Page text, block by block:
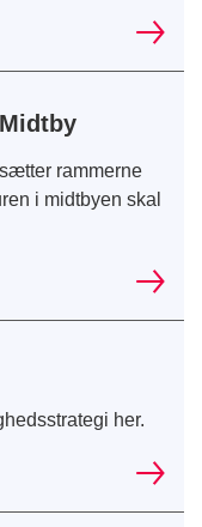
rammerne
i midtbyen skal
her.